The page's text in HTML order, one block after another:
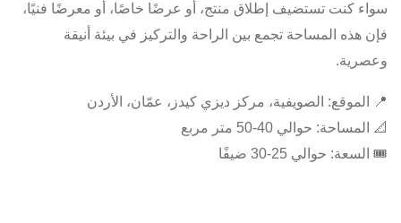
سواء كنت تستضيف إطلاق منتج، أو عرضًا خاصًا، أو معرضًا فنيًا،
فإن هذه المساحة تجمع بين الراحة والتركيز في بيئة أنيقة
وعصرية.
📍 الموقع: الصويفية، مركز ديزي كيدز، عمّان، الأردن
📐 المساحة: حوالي 40-50 متر مربع
🎟️ السعة: حوالي 25-30 ضيفًا